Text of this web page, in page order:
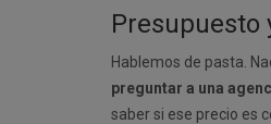
Presupuesto
Hablemos de pasta.
preguntar a una
saber si ese precio es